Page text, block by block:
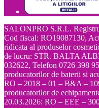
SALONPRO S.R.L.
Cod fiscal: RO19087130,
ridicata al produselor
de lucru: STR. BALTA
032622, Telefon 0726 398
producatorilor de baterii si
RO – 2018 – 01 – B&A –
producatorilor de
20.03.2026: RO – EEE –